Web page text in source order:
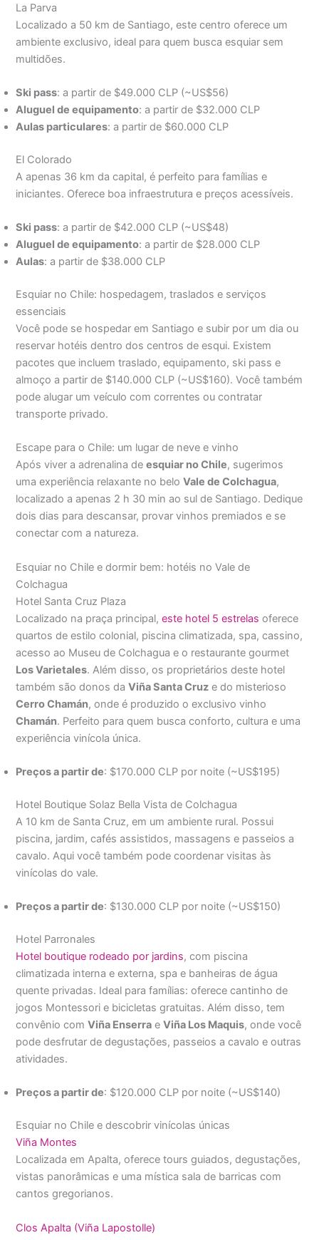
La Parva
Localizado a 50 km de Santiago, este centro oferece um
ambiente exclusivo, ideal para quem busca esquiar sem
multidões.
Ski pass: a partir de $49.000 CLP (~US$56)
Aluguel de equipamento: a partir de $32.000 CLP
Aulas particulares: a partir de $60.000 CLP
El Colorado
A apenas 36 km da capital, é perfeito para famílias e
iniciantes. Oferece boa infraestrutura e preços acessíveis.
Ski pass: a partir de $42.000 CLP (~US$48)
Aluguel de equipamento: a partir de $28.000 CLP
Aulas: a partir de $38.000 CLP
Esquiar no Chile: hospedagem, traslados e serviços
essenciais
Você pode se hospedar em Santiago e subir por um dia ou
reservar hotéis dentro dos centros de esqui. Existem
pacotes que incluem traslado, equipamento, ski pass e
almoço a partir de $140.000 CLP (~US$160). Você também
pode alugar um veículo com correntes ou contratar
transporte privado.
Escape para o Chile: um lugar de neve e vinho
Após viver a adrenalina deesquiar no Chile, sugerimos
uma experiência relaxante no beloVale de Colchagua,
localizado a apenas 2 h 30 min ao sul de Santiago. Dedique
dois dias para descansar, provar vinhos premiados e se
conectar com a natureza.
Esquiar no Chile e dormir bem: hotéis no Vale de
Colchagua
Hotel Santa Cruz Plaza
Localizado na praça principal,este hotel 5 estrelas oferece
quartos de estilo colonial, piscina climatizada, spa, cassino,
acesso ao Museu de Colchagua e o restaurante gourmet
Los Varietales. Além disso, os proprietários deste hotel
também são donos daViña Santa Cruz e do misterioso
Cerro Chamán, onde é produzido o exclusivo vinho
Chamán. Perfeito para quem busca conforto, cultura e uma
experiência vinícola única.
Preços a partir de: $170.000 CLP por noite (~US$195)
Hotel Boutique Solaz Bella Vista de Colchagua
A 10 km de Santa Cruz, em um ambiente rural. Possui
piscina, jardim, cafés assistidos, massagens e passeios a
cavalo. Aqui você também pode coordenar visitas às
vinícolas do vale.
Preços a partir de: $130.000 CLP por noite (~US$150)
Hotel Parronales
Hotel boutique rodeado por jardins, com piscina
climatizada interna e externa, spa e banheiras de água
quente privadas. Ideal para famílias: oferece cantinho de
jogos Montessori e bicicletas gratuitas. Além disso, tem
convênio comViña Enserra eViña Los Maquis, onde você
pode desfrutar de degustações, passeios a cavalo e outras
atividades.
Preços a partir de: $120.000 CLP por noite (~US$140)
Esquiar no Chile e descobrir vinícolas únicas
Viña Montes
Localizada em Apalta, oferece tours guiados, degustações,
vistas panorâmicas e uma mística sala de barricas com
cantos gregorianos.
Clos Apalta (Viña Lapostolle)